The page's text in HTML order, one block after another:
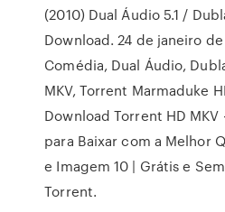
(2010) Dual Áudio 5.1 /
Download. 24 de janeiro de
Comédia, Dual Áudio,
MKV, Torrent Marmaduke
Download Torrent HD MKV
para Baixar com a Melhor
e Imagem 10 | Grátis e
Torrent.